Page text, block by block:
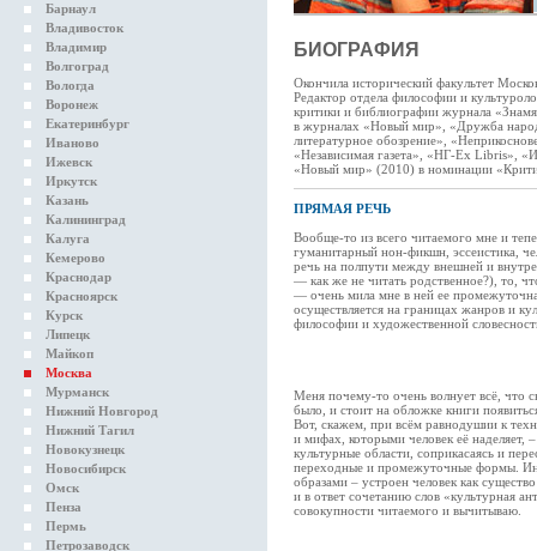
Барнаул
Владивосток
Владимир
Волгоград
Вологда
Воронеж
Екатеринбург
Иваново
Ижевск
Иркутск
Казань
Калининград
Калуга
Кемерово
Краснодар
Красноярск
Курск
Липецк
Майкоп
Москва
Мурманск
Нижний Новгород
Нижний Тагил
Новокузнецк
Новосибирск
Омск
Пенза
Пермь
Петрозаводск
БИОГРАФИЯ
Окончила исторический факультет
Редактор отдела философии и
критики и библиографии журнала
в журналах «Новый мир», «Дружба
литературное обозрение»,
«Независимая газета», «НГ-Ex Libris»,
«Новый мир» (2010) в номинации
ПРЯМАЯ РЕЧЬ
Вообще-то из всего читаемого мне и
гуманитарный нон-фикшн, эссеистика,
речь на полпути между внешней и
— как же не читать родственное?), то,
— очень мила мне в ней ее
осуществляется на границах жанров и
философии и художественной
Меня почему-то очень волнует всё, что
было, и стоит на обложке книги
Вот, скажем, при всём равнодушии к
и мифах, которыми человек её наделяет,
культурные области, соприкасаясь и
переходные и промежуточные формы.
образами – устроен человек как
и в ответ сочетанию слов «культурная
совокупности читаемого и вычитываю.